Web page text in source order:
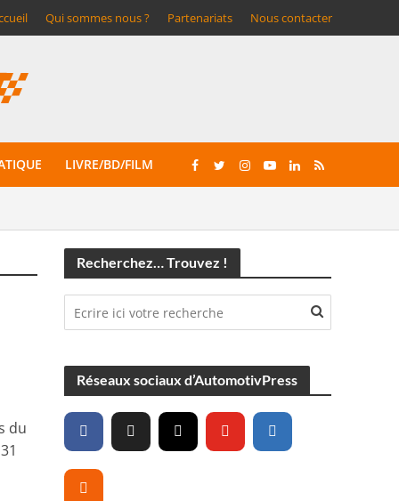
Qui sommes nous ? Partenariats Nous contacter
LIVRE/BD/FILM
du
Recherchez… Trouvez !
Réseaux sociaux d’AutomotivPress